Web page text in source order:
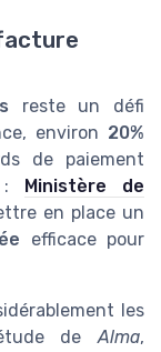
reste un défi
environ 20%
de paiement
: Ministère de
en place un
efficace pour
les
étude deAlma,